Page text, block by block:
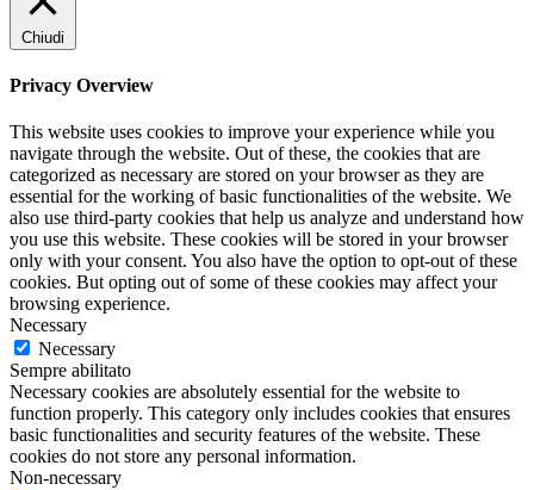
Chiudi
Privacy Overview
This website uses cookies to improve your experience while you
navigate through the website. Out of these, the cookies that are
categorized as necessary are stored on your browser as they are
essential for the working of basic functionalities of the website. We
also use third-party cookies that help us analyze and understand how
you use this website. These cookies will be stored in your browser
only with your consent. You also have the option to opt-out of these
cookies. But opting out of some of these cookies may affect your
browsing experience.
Necessary
Necessary
Sempre abilitato
Necessary cookies are absolutely essential for the website to
function properly. This category only includes cookies that ensures
basic functionalities and security features of the website. These
cookies do not store any personal information.
Non-necessary